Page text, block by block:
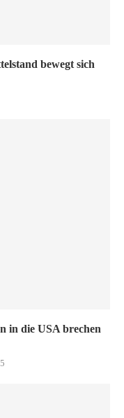
bewegt sich
in die USA brechen